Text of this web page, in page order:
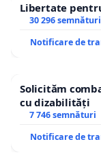
Libertate pentru
30 296 semnături
Notificare de
Solicităm
cu dizabilități
7 746 semnături
Notificare de